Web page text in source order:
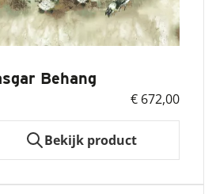
Behang
€ 672,00
Bekijk product